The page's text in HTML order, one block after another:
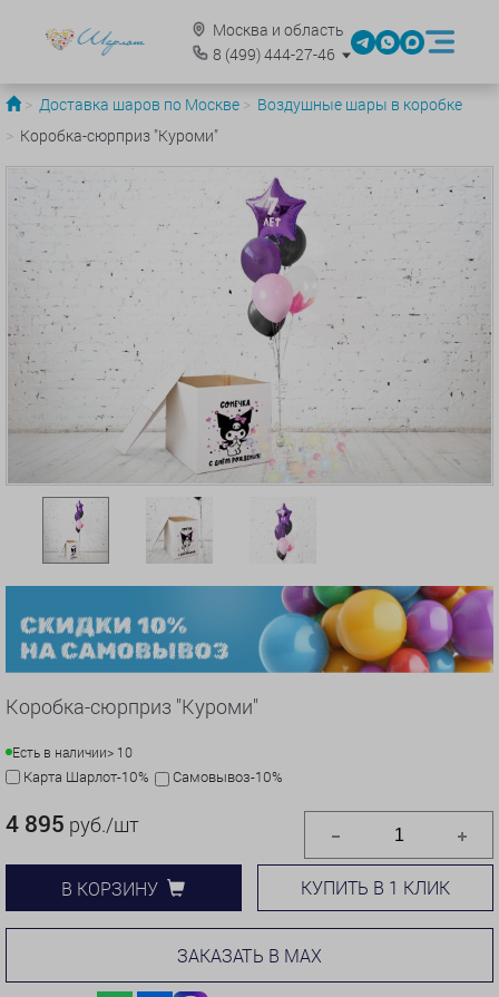
Москва и область
8 (499)444-27-46
Доставка шаров по Москве
Воздушные шары в коробке
Коробка-сюрприз "Куроми"
Коробка-сюрприз "Куроми"
Есть в наличии> 10
Карта Шарлот-10% Самовывоз-10%
4 895 руб./шт
В КОРЗИНУ КУПИТЬ В 1 КЛИК
ЗАКАЗАТЬ В MAX